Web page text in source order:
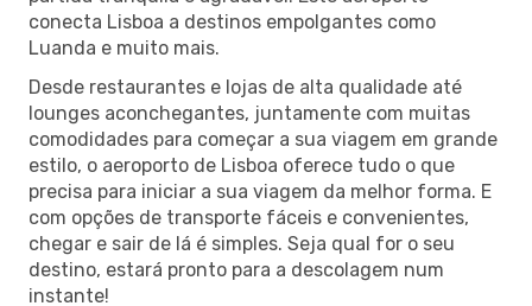
conecta Lisboa a destinos empolgantes como
Luanda e muito mais.
Desde restaurantes e lojas de alta qualidade até
lounges aconchegantes, juntamente com muitas
comodidades para começar a sua viagem em grande
estilo, o aeroporto de Lisboa oferece tudo o que
precisa para iniciar a sua viagem da melhor forma. E
com opções de transporte fáceis e convenientes,
chegar e sair de lá é simples. Seja qual for o seu
destino, estará pronto para a descolagem num
instante!